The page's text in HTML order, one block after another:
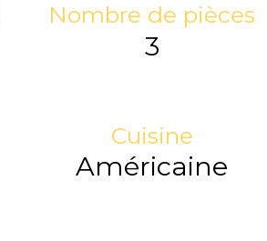
Nombre de pièces
3
Cuisine
Américaine